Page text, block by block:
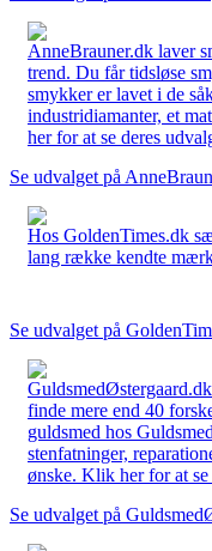
AnneBrauner.dk laver
trend. Du får tidsløse
smykker er lavet i de
industridiamanter, et
her for at se deres
Se udvalget på
Hos GoldenTimes.dk
lang række kendte
Se udvalget på
finde mere end 40
guldsmed hos
stenfatninger,
ønske. Klik her for at se
Se udvalget på